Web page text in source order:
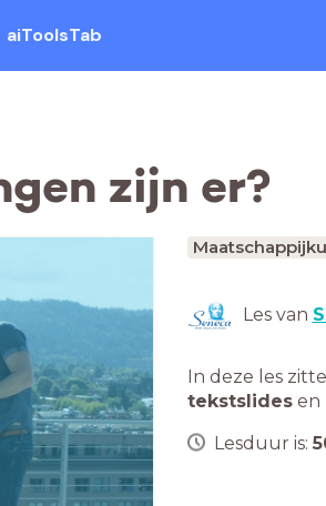
aiToolsTab
zijn er?
Les van
In deze les
tekstslides en
Lesduur is: